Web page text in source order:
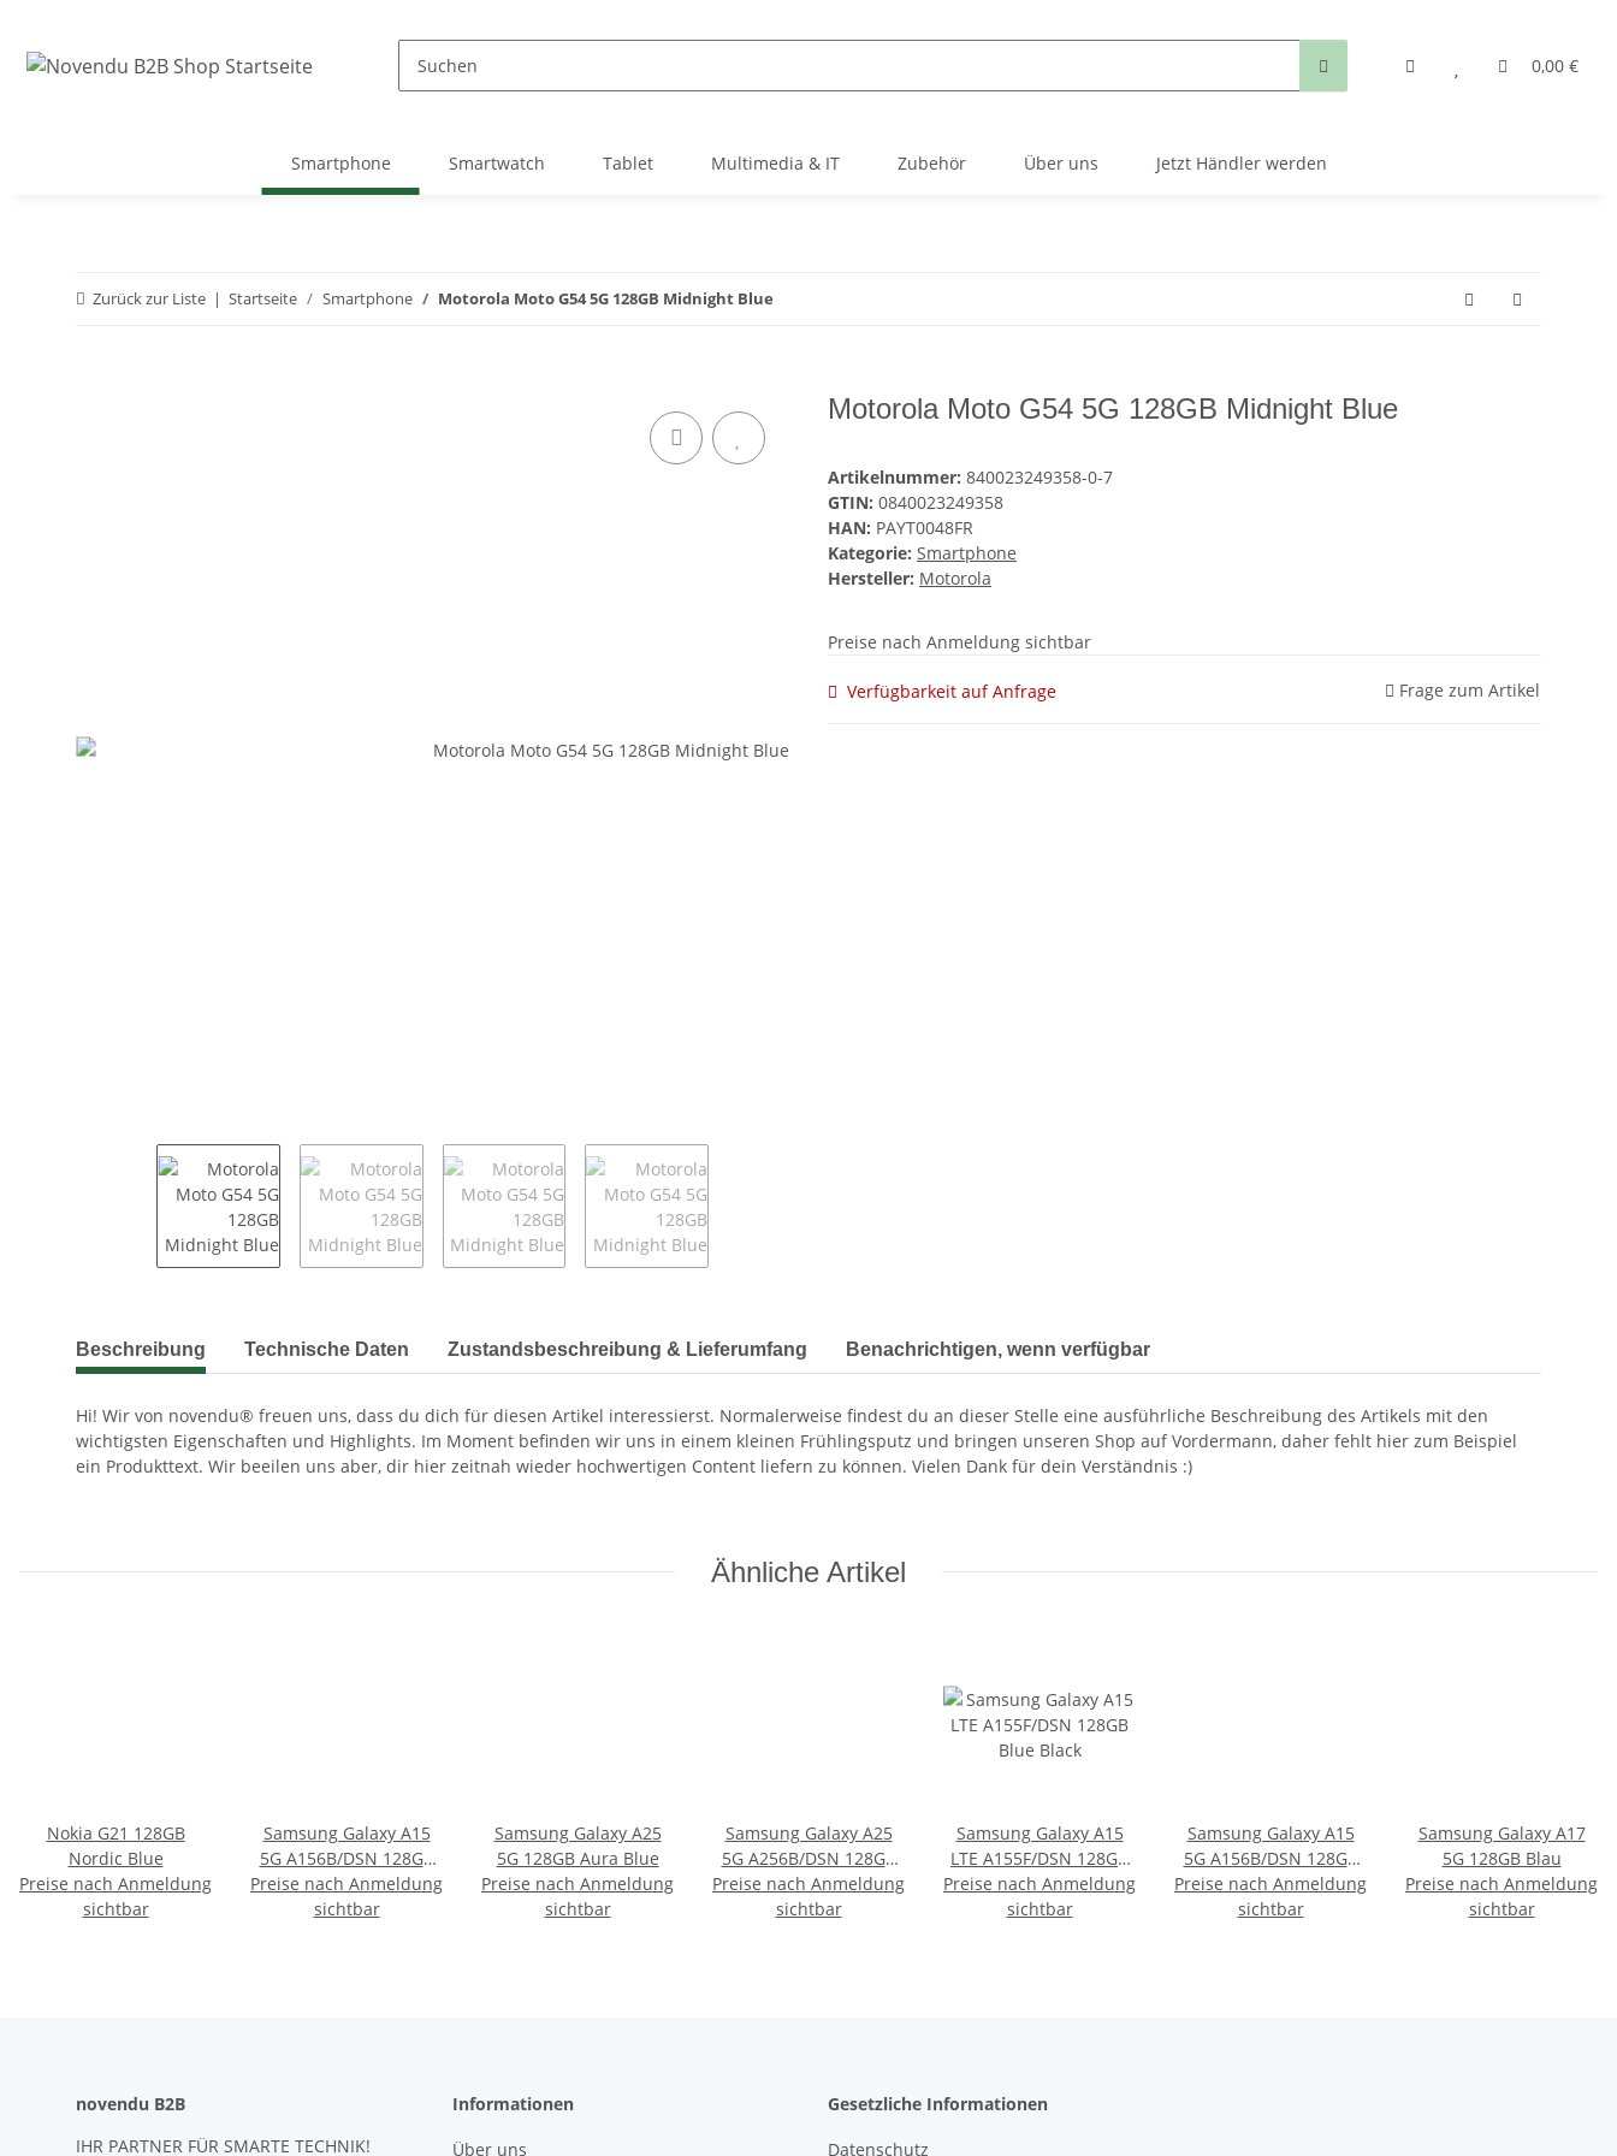
0,00 €
Smartphone Smartwatch Tablet Multimedia & IT Zubehör Über uns Jetzt Händler werden
Zurück zur Liste Startseite Smartphone Motorola Moto G54 5G 128GB Midnight Blue
Motorola Moto G54 5G 128GB Midnight Blue
Artikelnummer: 840023249358-0-7
GTIN: 0840023249358
HAN: PAYT0048FR
Kategorie: Smartphone
Hersteller: Motorola
Preise nach Anmeldung sichtbar
Verfügbarkeit auf Anfrage Frage zum Artikel
weitere Registerkarten anzeigen
Beschreibung Technische Daten Zustandsbeschreibung & Lieferumfang Benachrichtigen, wenn verfügbar
Hi! Wir von novendu® freuen uns, dass du dich für diesen Artikel interessierst. Normalerweise findest du an dieser Stelle eine ausführliche Beschreibung des Artikels mit den
wichtigsten Eigenschaften und Highlights. Im Moment befinden wir uns in einem kleinen Frühlingsputz und bringen unseren Shop auf Vordermann, daher fehlt hier zum Beispiel
ein Produkttext. Wir beeilen uns aber, dir hier zeitnah wieder hochwertigen Content liefern zu können. Vielen Dank für dein Verständnis :)
Ähnliche Artikel
Nokia G21 128GB
Nordic Blue
Preise nach Anmeldung
sichtbar
Samsung Galaxy A15
5G A156B/DSN 128GB
blau
Preise nach Anmeldung
sichtbar
Samsung Galaxy A25
5G 128GB Aura Blue
Preise nach Anmeldung
sichtbar
Samsung Galaxy A25
5G A256B/DSN 128GB
Aura Blue
Preise nach Anmeldung
sichtbar
Samsung Galaxy A15
LTE A155F/DSN 128GB
Blue Black
Preise nach Anmeldung
sichtbar
Samsung Galaxy A15
5G A156B/DSN 128GB
gelb
Preise nach Anmeldung
sichtbar
Samsung Galaxy A17
5G 128GB Blau
Preise nach Anmeldung
sichtbar
novendu B2B
IHR PARTNER FÜR SMARTE TECHNIK!
Informationen
Über uns
Gesetzliche Informationen
Datenschutz